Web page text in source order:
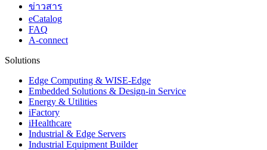
ข่าวสาร
eCatalog
FAQ
A-connect
Solutions
Edge Computing & WISE-Edge
Embedded Solutions & Design-in Service
Energy & Utilities
iFactory
iHealthcare
Industrial & Edge Servers
Industrial Equipment Builder